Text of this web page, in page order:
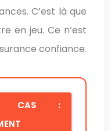
C’est là que
en jeu. Ce n’est
confiance.